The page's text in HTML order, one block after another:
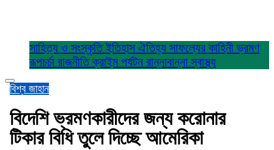
সাহিত্য ও সংস্কৃতিইতিহাস ঐতিহ্য সাফল্যের কাহিনীভ্রমণ
রূপচর্চা রাজনীতিক্রাইম পর্যটন রান্নাবান্নাস্বাস্থ্য
বিশ্ব জাহান
বিদেশি ভ্রমণকারীদের জন্য করোনার
টিকার বিধি তুলে দিচ্ছে আমেরিকা